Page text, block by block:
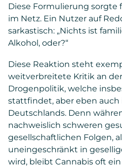
Diese Formulierung sorgte
im Netz. Ein Nutzer auf
sarkastisch: „Nichts ist
Alkohol, oder?“
Diese Reaktion steht
weitverbreitete Kritik an
Drogenpolitik, welche
stattfindet, aber eben auch
Deutschlands. Denn
nachweislich schweren
gesellschaftlichen Folgen,
uneingeschränkt in
wird, bleibt Cannabis oft